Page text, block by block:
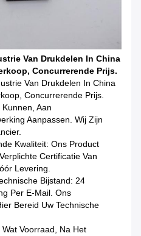
Van Drukdelen In China
Concurrerende Prijs.
Van Drukdelen In China
Concurrerende Prijs.
Aan
Aanpassen. Wij Zijn
Kwaliteit: Ons Product
Certificatie Van
Levering.
Bijstand: 24
Per E-Mail. Ons
Bereid Uw Technische
Voorraad, Na Het